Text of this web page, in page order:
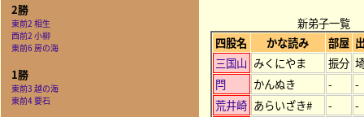
2勝
東前2 相生
西前2 小柳
東前6 房の海
1勝
東前3 越の海
東前4 要石
新弟子一覧
四股名
かな読み 部屋
三国山 みくにやま 振分
閂
かんぬき -
-
荒井崎 あらいざき# -
-